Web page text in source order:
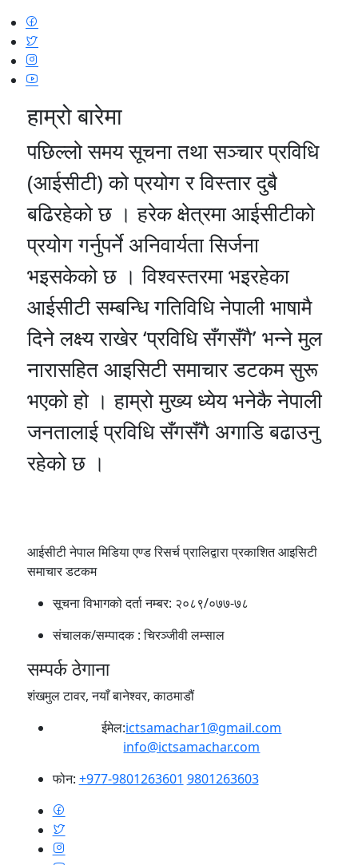
हाम्रो बारेमा
पछिल्लो समय सूचना तथा सञ्चार प्रविधि
(आईसीटी) को प्रयोग र विस्तार दुबै
बढिरहेको छ । हरेक क्षेत्रमा आईसीटीको
प्रयोग गर्नुपर्ने अनिवार्यता सिर्जना
भइसकेको छ । विश्वस्तरमा भइरहेका
आईसीटी सम्बन्धि गतिविधि नेपाली भाषामै
दिने लक्ष्य राखेर ‘प्रविधि सँगसँगै’ भन्ने मुल
नारासहित आइसिटी समाचार डटकम सुरू
भएको हो । हाम्रो मुख्य ध्येय भनेकै नेपाली
जनतालाई प्रविधि सँगसँगै अगाडि बढाउनु
रहेको छ ।
आईसीटी नेपाल मिडिया एण्ड रिसर्च प्रालिद्वारा प्रकाशित आइसिटी
समाचार डटकम
सूचना विभागको दर्ता नम्बर: २०८९/०७७-७८
संचालक/सम्पादक :चिरञ्जीवी लम्साल
सम्पर्क ठेगाना
शंखमुल टावर, नयाँ बानेश्वर, काठमाडौं
ईमेल:ictsamachar1@gmail.com
info@ictsamachar.com
फोन: +977-9801263601 9801263603